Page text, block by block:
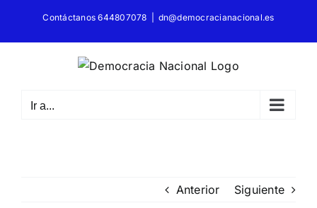
contenido
Contáctanos 644807078 dn@democracianacional.es
Ir a...
Anterior Siguiente